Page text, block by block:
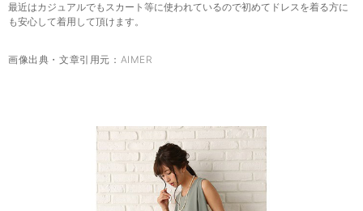
最近はカジュアルでもスカート等に使われているので初めてドレスを着る方に
も安心して着用して頂けます。
画像出典・文章引用元： AIMER